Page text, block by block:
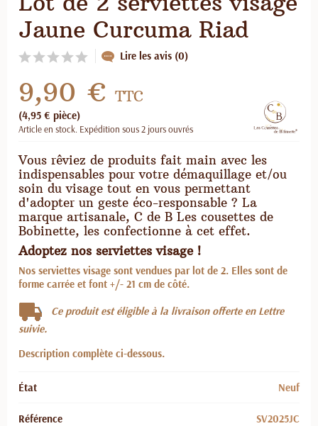
Jaune Curcuma Riad
Lire les avis (0)
9,90 € TTC
(4,95 € pièce)
Article en stock. Expédition sous 2 jours ouvrés
Vous rêviez de produits fait main avec les
indispensables pour votre démaquillage et/ou
soin du visage tout en vous permettant
d'adopter un geste éco-responsable ? La
marque artisanale, C de B Les cousettes de
Bobinette, les confectionne à cet effet.
Adoptez nos serviettes visage !
Nos serviettes visage sont vendues par lot de 2. Elles sont de
forme carrée et font +/- 21 cm de côté.
Ce produit est éligible à la livraison offerte en Lettre
suivie.
Description complète ci-dessous.
État Neuf
Référence SV2025JC